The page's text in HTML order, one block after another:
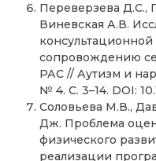
Переверзева Д.С.,
Виневская А.В.
сопровождению
РАС // Аутизм и
№ 4. С. 3–14. DOI:
Соловьева М.В.,
Дж. Проблема
физического
реализации